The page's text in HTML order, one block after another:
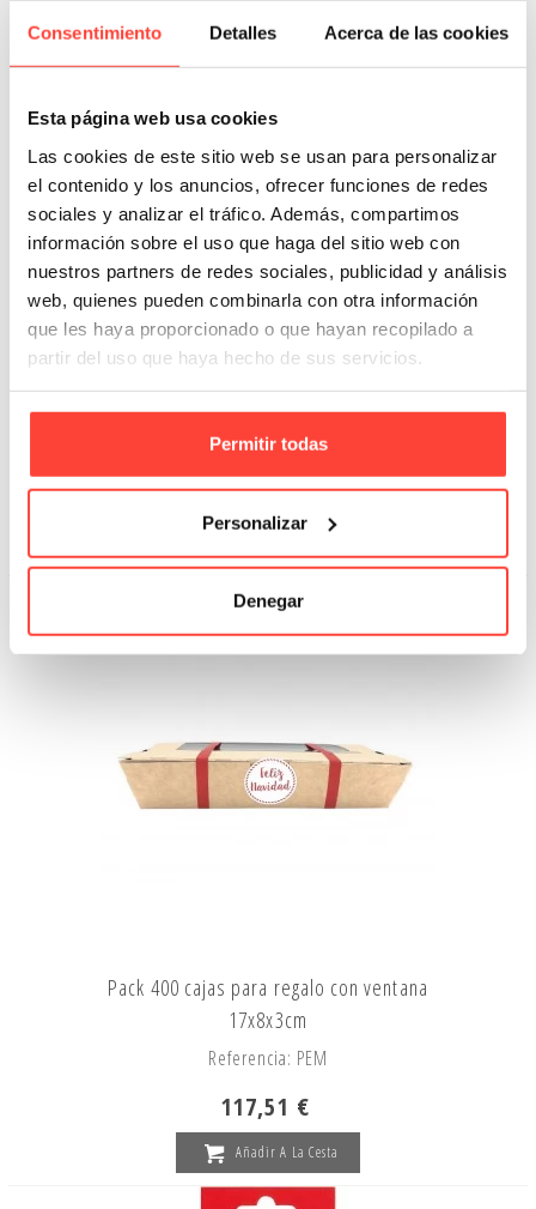
Consentimiento Detalles Acerca de las cookies
Esta página web usa cookies
Las cookies de este sitio web se usan para personalizar
el contenido y los anuncios, ofrecer funciones de redes
sociales y analizar el tráfico. Además, compartimos
información sobre el uso que haga del sitio web con
nuestros partners de redes sociales, publicidad y análisis
web, quienes pueden combinarla con otra información
que les haya proporcionado o que hayan recopilado a
partir del uso que haya hecho de sus servicios.
Permitir todas
Personalizar
Denegar
Pack 300 cajas para regalo con ventana
19x11x3cm
Referencia: PEL
100,95 €
Pack 400 cajas para regalo con ventana
17x8x3cm
Referencia: PEM
117,51 €
Añadir A La Cesta